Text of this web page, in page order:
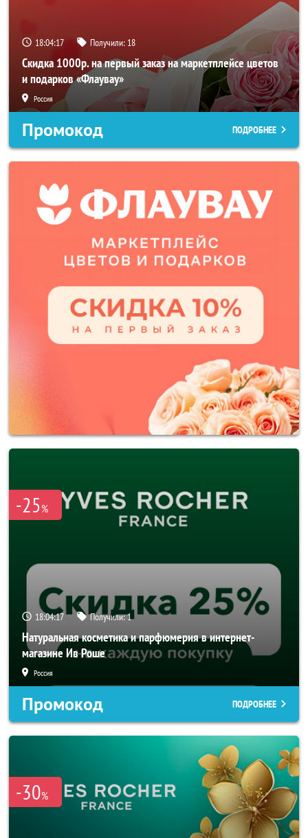
18:04:17 Получили: 18
Скидка 1000р. на первый заказ на маркетплейсе цветов
и подарков «Флаувау»
Россия
Промокод ПОДРОБНЕЕ
-25%
18:04:17 Получили:1
Натуральная косметика и парфюмерия в интернет-
магазине Ив Роше
Россия
Промокод ПОДРОБНЕЕ
-30%